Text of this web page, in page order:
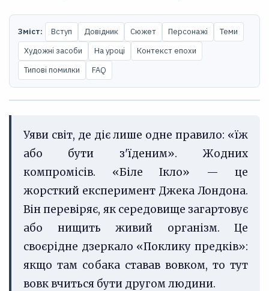
Зміст: Вступ Довідник Сюжет Персонажі
Теми
Художні засоби
На уроці
Контекст епохи
Типові помилки
FAQ
Уяви світ, де діє лише одне правило: «їж
або бути з'їденим». Жодних
компромісів. «Біле Ікло» — це
жорсткий експеримент Джека Лондона.
Він перевіряє, як середовище загартовує
або нищить живий організм. Це
своєрідне дзеркало «Поклику предків»:
якщо там собака ставав вовком, то тут
вовк вчиться бути другом людини.